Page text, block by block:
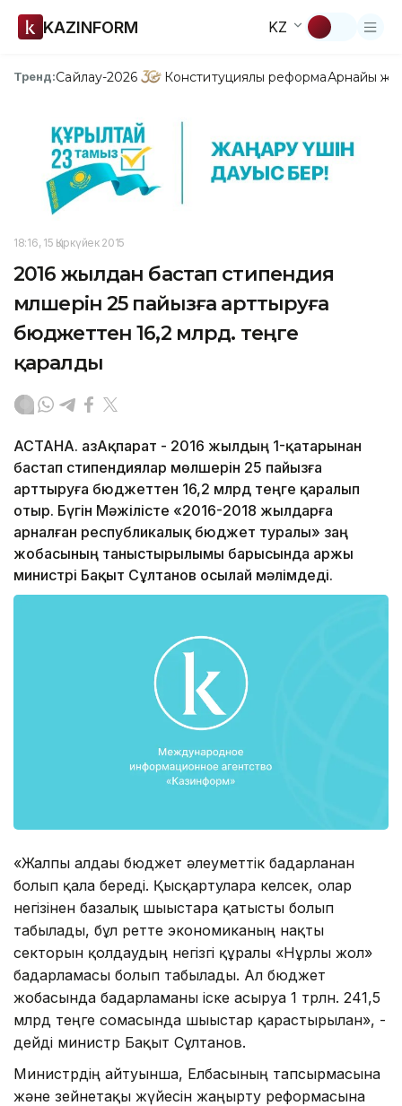
KAZINFORM KZ
Тренд:Сайлау-2026 Конституциялық реформаАрнайы
18:16, 15 Қыркүйек 2015
2016 жылдан бастап стипендия
мөлшерін 25 пайызға арттыруға
бюджеттен 16,2 млрд. теңге
қаралды
АСТАНА. ҚазАқпарат - 2016 жылдың 1-қатарынан
бастап стипендиялар мөлшерін 25 пайызға
арттыруға бюджеттен 16,2 млрд теңге қаралып
отыр. Бүгін Мәжілісте «2016-2018 жылдарға
арналған республикалық бюджет туралы» заң
жобасының таныстырылымы барысында Қаржы
министрі Бақыт Сұлтанов осылай мәлімдеді.
«Жалпы алдағы бюджет әлеуметтік бағдарланған
болып қала береді. Қысқартуларға келсек, олар
негізінен базалық шығыстарға қатысты болып
табылады, бұл ретте экономиканың нақты
секторын қолдаудың негізгі құралы «Нұрлы жол»
бағдарламасы болып табылады. Ал бюджет
жобасында бағдарламаны іске асыруға 1 трлн. 241,5
млрд теңге сомасында шығыстар қарастырылған», -
дейді министр Бақыт Сұлтанов.
Министрдің айтуынша, Елбасының тапсырмасына
және зейнетақы жүйесін жаңғырту реформасына